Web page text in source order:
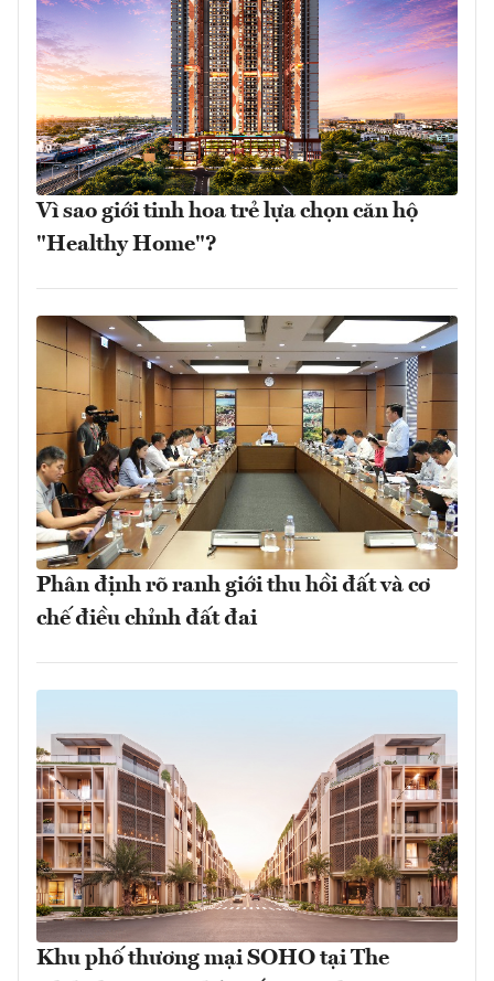
Vì sao giới tinh hoa trẻ lựa chọn căn hộ
"Healthy Home"?
Phân định rõ ranh giới thu hồi đất và cơ
chế điều chỉnh đất đai
Khu phố thương mại SOHO tại The